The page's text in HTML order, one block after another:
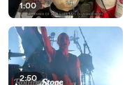
1:00
2:50